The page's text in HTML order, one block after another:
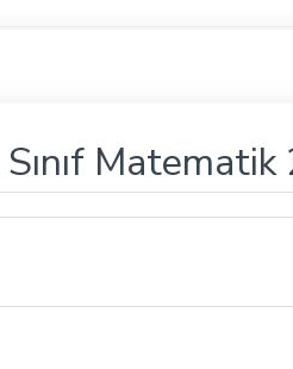
(Üslü İfadeler)
Sınıf